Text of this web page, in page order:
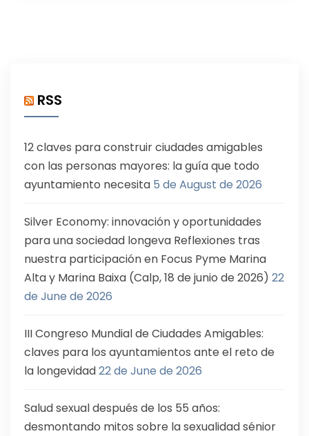
RSS
12 claves para construir ciudades amigables
con las personas mayores: la guía que todo
ayuntamiento necesita 5 de August de 2026
Silver Economy: innovación y oportunidades
para una sociedad longeva Reflexiones tras
nuestra participación en Focus Pyme Marina
Alta y Marina Baixa (Calp, 18 de junio de 2026) 22
de June de 2026
III Congreso Mundial de Ciudades Amigables:
claves para los ayuntamientos ante el reto de
la longevidad22 de June de 2026
Salud sexual después de los 55 años:
desmontando mitos sobre la sexualidad sénior